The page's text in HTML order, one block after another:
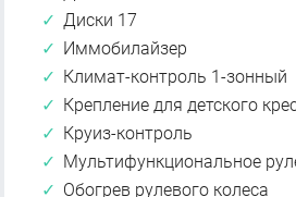
Диски 17
Иммобилайзер
Климат-контроль 1-зонный
Крепление для детского
Круиз-контроль
Мультифункциональное
Обогрев рулевого колеса